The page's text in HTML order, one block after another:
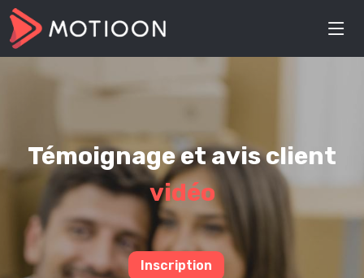
Témoignage et avis client
vidéo
Inscription